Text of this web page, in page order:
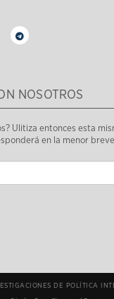
NOSOTROS
Ulitiza entonces esta
en la menor
DE POLÍTICA